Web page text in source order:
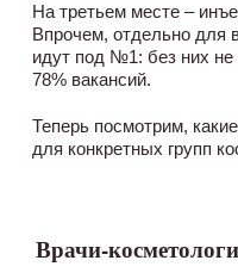
На третьем месте –
Впрочем, отдельно для
идут под №1: без них не
78% вакансий.
Теперь посмотрим,
для конкретных групп
Врачи-